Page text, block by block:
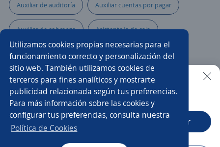
Auxiliar de auditoría Auxiliar cuentas por pagar
Auxiliar de cobranza Asistente/a de caja
Asistente/a financiero Auxiliar administrativo/a
Asistente/a de costos y presupuestos Asistente
Asistente de recursos humanos Auxiliar contable
Auxiliares de facturación y cobranza Asistente cobranza
Buscar es más fácil en la app
CT App Abrir
Utilizamos cookies propias necesarias para el
funcionamiento correcto y personalización del
sitio web. También utilizamos cookies de
terceros para fines analíticos y mostrarte
publicidad relacionada según tus preferencias.
Para más información sobre las cookies y
configurar tus preferencias, consulta nuestra
Política de Cookies